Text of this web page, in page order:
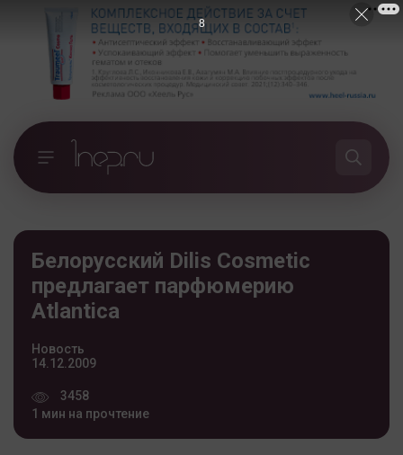
Белорусский Dilis Cosmetic
предлагает парфюмерию
Atlantica
Новость
14.12.2009
3458
1 мин на прочтение
7